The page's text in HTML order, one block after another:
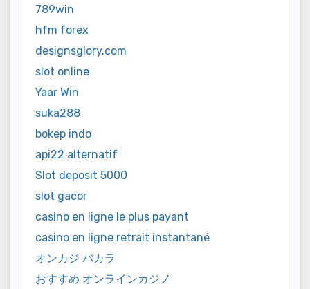
789win
hfm forex
designsglory.com
slot online
Yaar Win
suka288
bokep indo
api22 alternatif
Slot deposit 5000
slot gacor
casino en ligne le plus payant
casino en ligne retrait instantané
オンカジ バカラ
おすすめ オンラインカジノ